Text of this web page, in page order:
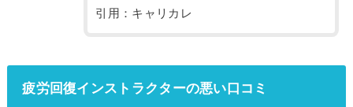
引用：キャリカレ
疲労回復インストラクターの悪い口コミ